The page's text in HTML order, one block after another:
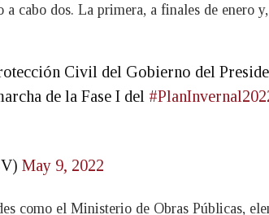
cabo dos. La primera, a finales de enero
Civil del Gobierno del
de la Fase I del
May 9, 2022
como el Ministerio de Obras Públicas,